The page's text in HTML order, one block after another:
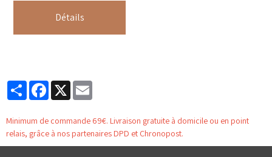
Détails
PartagerFacebook
X
Minimum de commande 69€. Livraison gratuite à domicile ou en point
relais, grâce à nos partenaires DPD et Chronopost.